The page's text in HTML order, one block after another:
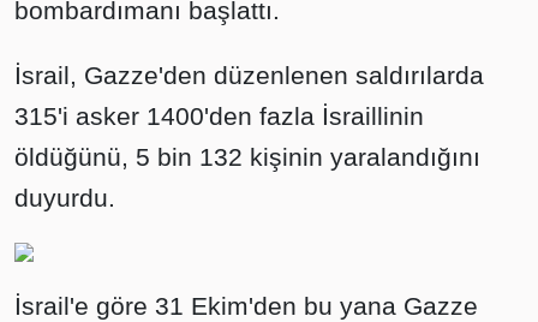
bombardımanı başlattı.
İsrail, Gazze'den düzenlenen saldırılarda
315'i asker 1400'den fazla İsraillinin
öldüğünü, 5 bin 132 kişinin yaralandığını
duyurdu.
İsrail'e göre 31 Ekim'den bu yana Gazze